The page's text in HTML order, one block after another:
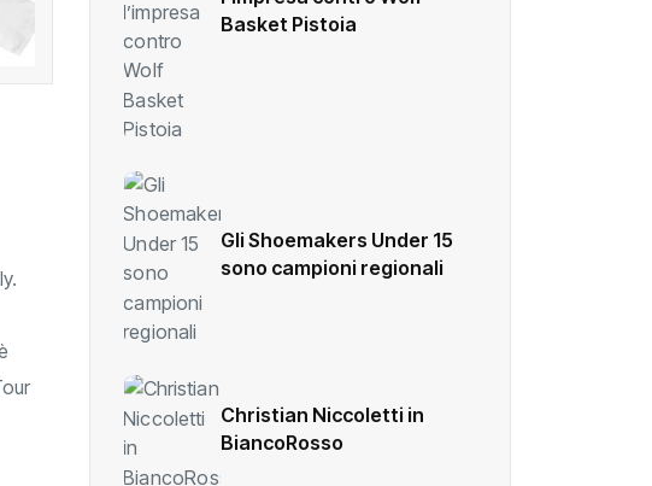
Basket Pistoia
Gli Shoemakers Under 15
sono campioni regionali
Christian Niccoletti in
BiancoRosso